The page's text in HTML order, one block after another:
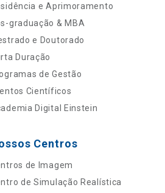
e Aprimoramento
graduação & MBA
e Doutorado
Duração
de Gestão
Científicos
Digital Einstein
Centros
de Imagem
de Simulação Realística